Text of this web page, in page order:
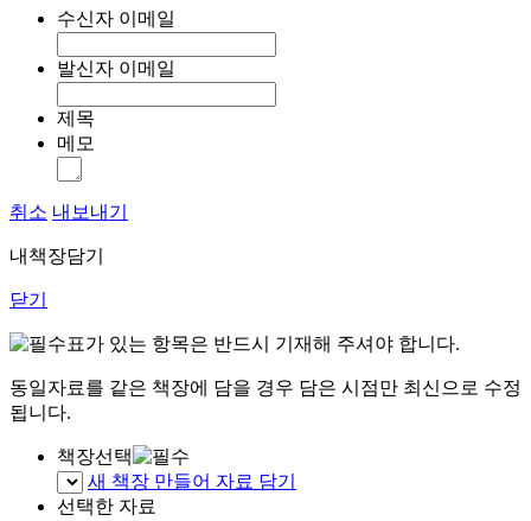
수신자 이메일
발신자 이메일
제목
메모
취소 내보내기
내책장담기
닫기
표가 있는 항목은 반드시 기재해 주셔야 합니다.
동일자료를 같은 책장에 담을 경우 담은 시점만 최신으로 수정
됩니다.
책장선택
새 책장 만들어 자료 담기
선택한 자료